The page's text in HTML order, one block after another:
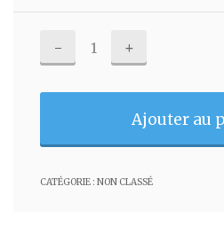
quantité
de
Bonnes
pratiques
en
codification
Ajouter au
CATÉGORIE : NON CLASSÉ